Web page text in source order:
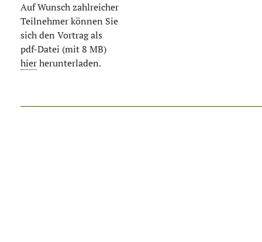
Auf Wunsch zahlreicher
Teilnehmer können Sie
sich den Vortrag als
pdf-Datei (mit 8 MB)
hierherunterladen.